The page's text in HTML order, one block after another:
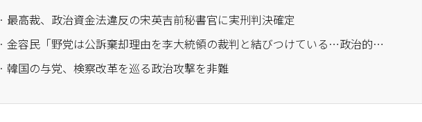
· 最高裁、政治資金法違反の宋英吉前秘書官に実刑判決確定
· 金容民「野党は公訴棄却理由を李大統領の裁判と結びつけている…政治的フレーム」
· 韓国の与党、検察改革を巡る政治攻撃を非難